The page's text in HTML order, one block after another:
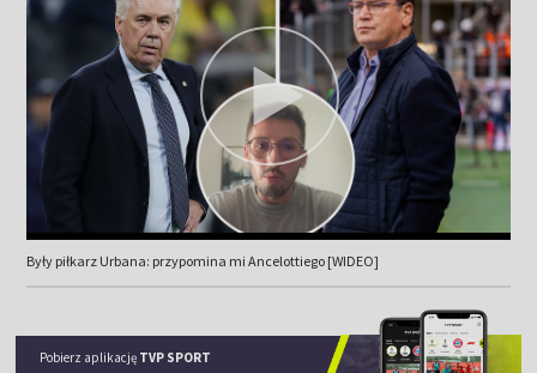
Były piłkarz Urbana: przypomina mi Ancelottiego [WIDEO]
Pobierz aplikację TVP SPORT